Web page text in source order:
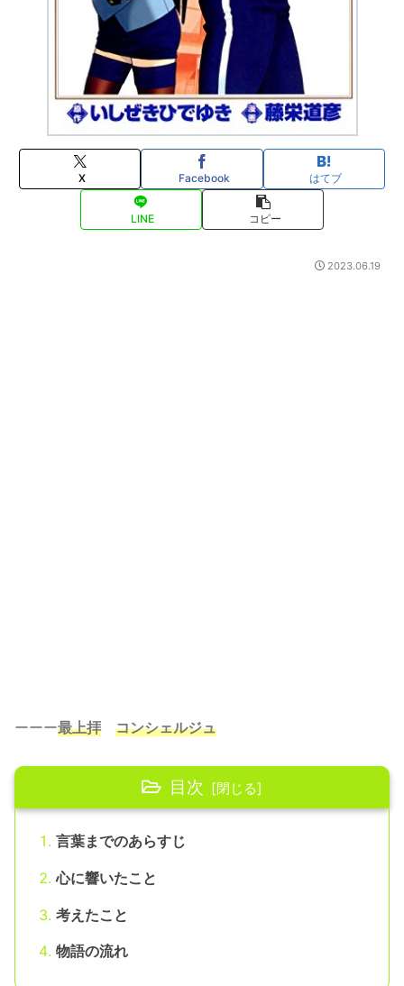
X Facebook はてブ
LINE コピー
2023.06.19
ーーー最上拝 コンシェルジュ
目次
言葉までのあらすじ
心に響いたこと
考えたこと
物語の流れ